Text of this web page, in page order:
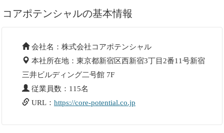
コアポテンシャルの基本情報
会社名：株式会社コアポテンシャル
本社所在地：東京都新宿区西新宿3丁目2番11号新宿
三井ビルディング二号館 7F
従業員数：115名
URL： https://core-potential.co.jp